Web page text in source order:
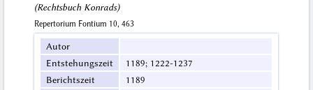
(Rechtsbuch Konrads)
Repertorium Fontium 10, 463
Autor
Entstehungszeit
1189; 1222-1237
Berichtszeit
1189